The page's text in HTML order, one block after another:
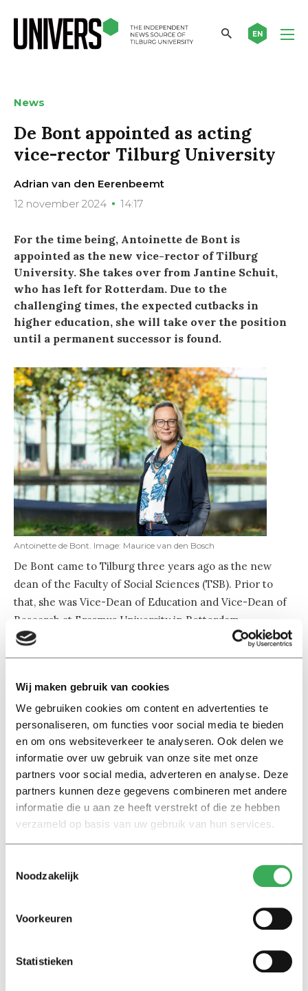
Wij maken gebruik van cookies
We gebruiken cookies om content en advertenties te
personaliseren, om functies voor social media te bieden
en om ons websiteverkeer te analyseren. Ook delen we
informatie over uw gebruik van onze site met onze
partners voor social media, adverteren en analyse. Deze
partners kunnen deze gegevens combineren met andere
informatie die u aan ze heeft verstrekt of die ze hebben
verzameld op basis van uw gebruik van hun services.
Noodzakelijk
Voorkeuren
Statistieken
EN
News
De Bont appointed as acting
vice-rector Tilburg University
Adrian van den Eerenbeemt
12 november 2024
14:17
For the time being, Antoinette de Bont is
appointed as the new vice-rector of Tilburg
University. She takes over from Jantine Schuit,
who has left for Rotterdam. Due to the
challenging times, the expected cutbacks in
higher education, she will take over the position
until a permanent successor is found.
Antoinette de Bont. Image: Maurice van den Bosch
De Bont came to Tilburg three years ago as the new
dean of the Faculty of Social Sciences (TSB). Prior to
that, she was Vice-Dean of Education and Vice-Dean of
Research at Erasmus University in Rotterdam.
Predecessor Jantine Schuit has made a reverse career
move, she has been the new Rector Magnificus of
Lees ook
Interview
Marion Koopmans over online
bedreigingen en desinformatie:
‘Wetenschappers, kom die
Hunger Game: ‘Ik schrok, we